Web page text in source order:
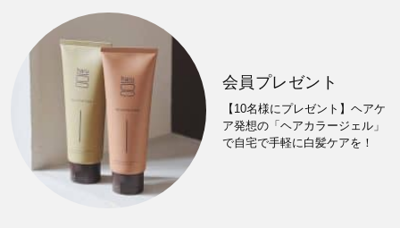
会員プレゼント
【10名様にプレゼント】ヘアケ
ア発想の「ヘアカラージェル」
で自宅で手軽に白髪ケアを！